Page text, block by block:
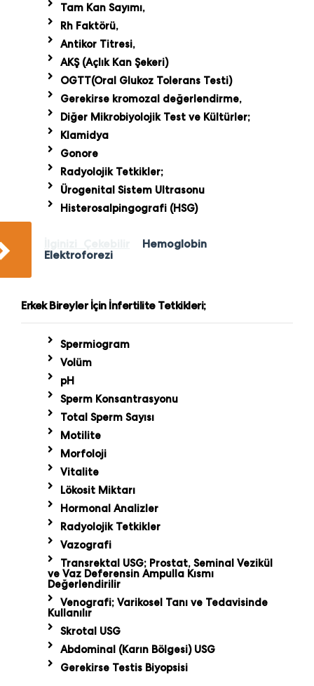
Tam Kan Sayımı,
Rh Faktörü,
Antikor Titresi,
AKŞ (Açlık Kan Şekeri)
OGTT(Oral Glukoz Tolerans Testi)
Gerekirse kromozal değerlendirme,
Diğer Mikrobiyolojik Test ve Kültürler;
Klamidya
Gonore
Radyolojik Tetkikler;
Ürogenital Sistem Ultrasonu
Histerosalpingografi (HSG)
Hemoglobin
Elektroforezi
Erkek Bireyler İçin İnfertilite Tetkikleri;
Spermiogram
Volüm
pH
Sperm Konsantrasyonu
Total Sperm Sayısı
Motilite
Morfoloji
Vitalite
Lökosit Miktarı
Hormonal Analizler
Radyolojik Tetkikler
Vazografi
Transrektal USG; Prostat, Seminal Vezikül
ve Vaz Deferensin Ampulla Kısmı
Değerlendirilir
Venografi; Varikosel Tanı ve Tedavisinde
Kullanılır
Skrotal USG
Abdominal (Karın Bölgesi) USG
Gerekirse Testis Biyopsisi